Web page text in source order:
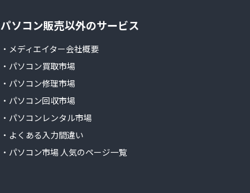
パソコン販売以外のサービス
・メディエイター会社概要
・パソコン買取市場
・パソコン修理市場
・パソコン回収市場
・パソコンレンタル市場
・よくある入力間違い
・パソコン市場 人気のページ一覧